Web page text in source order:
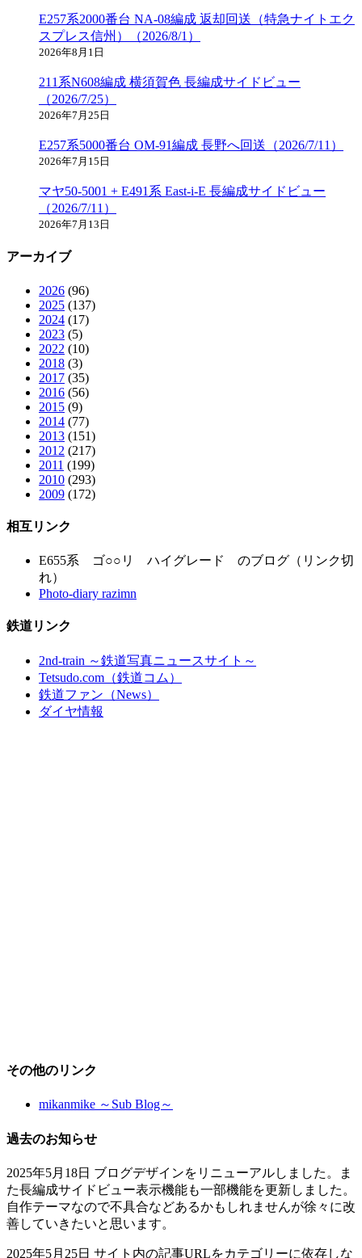
E257系2000番台 NA-08編成 返却回送（特急ナイトエク
スプレス信州）（2026/8/1）
2026年8月1日
211系N608編成 横須賀色 長編成サイドビュー
（2026/7/25）
2026年7月25日
E257系5000番台 OM-91編成 長野へ回送（2026/7/11）
2026年7月15日
マヤ50-5001 + E491系 East-i-E 長編成サイドビュー
（2026/7/11）
2026年7月13日
アーカイブ
2026 (96)
2025 (137)
2024 (17)
2023 (5)
2022 (10)
2018 (3)
2017 (35)
2016 (56)
2015 (9)
2014 (77)
2013 (151)
2012 (217)
2011 (199)
2010 (293)
2009 (172)
相互リンク
E655系 ゴ○○リ ハイグレード のブログ（リンク切
れ）
Photo-diary razimn
鉄道リンク
2nd-train ～鉄道写真ニュースサイト～
Tetsudo.com（鉄道コム）
鉄道ファン（News）
ダイヤ情報
その他のリンク
mikanmike ～Sub Blog～
過去のお知らせ
2025年5月18日 ブログデザインをリニューアルしました。ま
た長編成サイドビュー表示機能も一部機能を更新しました。
自作テーマなので不具合などあるかもしれませんが徐々に改
善していきたいと思います。
2025年5月25日 サイト内の記事URLをカテゴリーに依存しな